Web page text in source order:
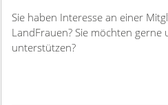
Sie haben Interesse an einer
LandFrauen? Sie möchten gerne
unterstützen?